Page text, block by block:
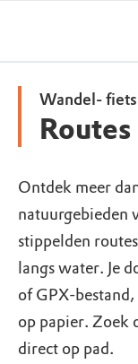
Wandel-
Ontdek meer
natuurgebieden
stippelden
langs water. Je
of GPX-
op papier. Zoek
direct op pad.